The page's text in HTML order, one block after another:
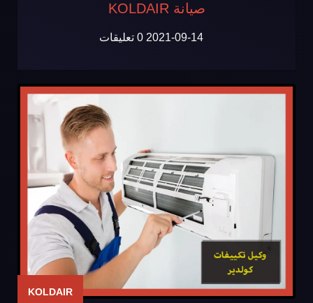
صيانة KOLDAIR
2021-09-14 0 تعليقات
KOLDAIR